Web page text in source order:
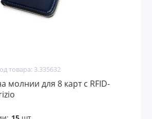
товара: 3.335632
молнии для 8 карт с RFID-